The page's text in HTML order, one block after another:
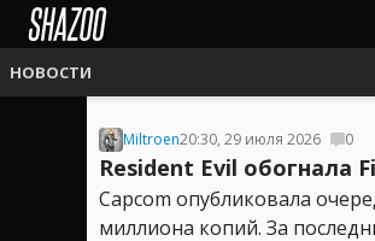
НОВОСТИ
Miltroen20:30, 29 июля 2026 0
Resident Evil обогнала
Capcom опубликовала
миллиона копий. За